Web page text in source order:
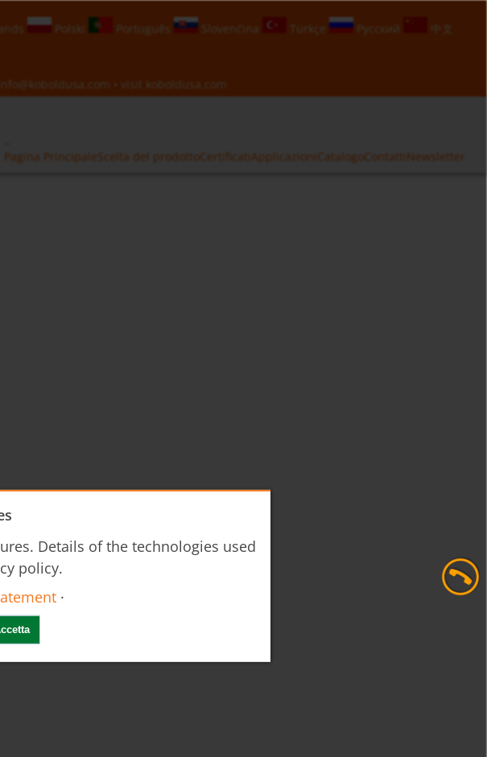
Polski Português Slovenčina Türkçe Русский
中文
info@koboldusa.com • visit koboldusa.com
Pagina PrincipaleScelta del prodottoCertificati Applicazioni CatalogoContatti Newsletter
Details of the technologies used
policy.
·